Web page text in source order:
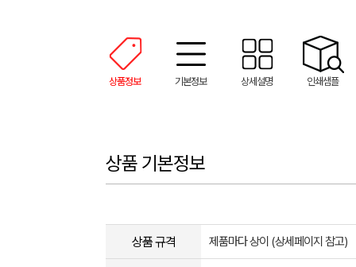
상품정보 기본정보 상세설명 인쇄샘플
상품 기본정보
상품 규격 제품마다 상이 (상세페이지 참고)